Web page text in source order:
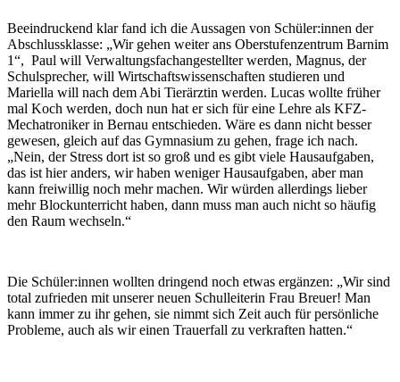
Beeindruckend klar fand ich die Aussagen von Schüler:innen der
Abschlussklasse: „Wir gehen weiter ans Oberstufenzentrum Barnim
1“, Paul will Verwaltungsfachangestellter werden, Magnus, der
Schulsprecher, will Wirtschaftswissenschaften studieren und
Mariella will nach dem Abi Tierärztin werden. Lucas wollte früher
mal Koch werden, doch nun hat er sich für eine Lehre als KFZ-
Mechatroniker in Bernau entschieden. Wäre es dann nicht besser
gewesen, gleich auf das Gymnasium zu gehen, frage ich nach.
„Nein, der Stress dort ist so groß und es gibt viele Hausaufgaben,
das ist hier anders, wir haben weniger Hausaufgaben, aber man
kann freiwillig noch mehr machen. Wir würden allerdings lieber
mehr Blockunterricht haben, dann muss man auch nicht so häufig
den Raum wechseln.“
Die Schüler:innen wollten dringend noch etwas ergänzen: „Wir sind
total zufrieden mit unserer neuen Schulleiterin Frau Breuer! Man
kann immer zu ihr gehen, sie nimmt sich Zeit auch für persönliche
Probleme, auch als wir einen Trauerfall zu verkraften hatten.“